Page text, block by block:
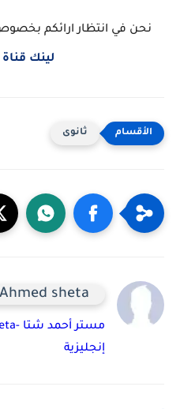
نحن في انتظار ارائكم
لينك قناة
ثانوى
sheta
إنجليزية